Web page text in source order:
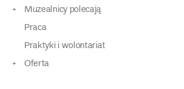
Muzealnicy polecają
Praca
Praktyki i wolontariat
Oferta